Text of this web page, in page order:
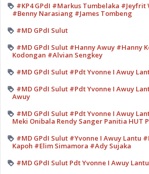
#KP4 GPdI #Markus Tumbelaka
#Benny Narasiang #James Tombeng
#MD GPdI Sulut
#MD GPdI Sulut #Hanny Awuy #Hanny
Kodongan #Alvian Sengkey
#MD GPdI Sulut #Pdt Yvonne I Awuy
#MD GPdI Sulut #Pdt Yvonne I Awuy
Awuy
#MD GPdI Sulut #Pdt Yvonne I Awuy
Meki Onibala Rendy Sanger Panitia HUT
#MD GPdI Sulut #Yvonne I Awuy Lantu
Kapoh #Elim Simamora #Ady Sujaka
#MD GPdI Sulut Pdt Yvonne I Awuy